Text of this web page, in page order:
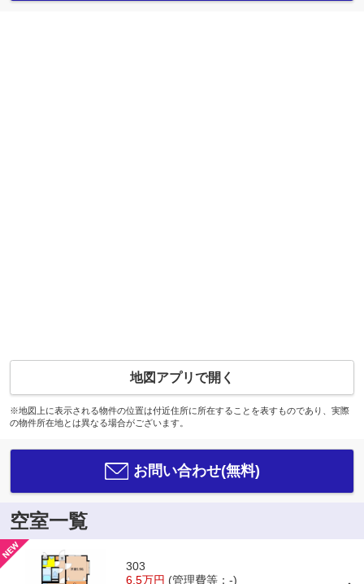
地図アプリで開く
※地図上に表示される物件の位置は付近住所に所在することを表すものであり、実際
の物件所在地とは異なる場合がございます。
お問い合わせ(無料)
空室一覧
303
6.5万円 (管理費等：-)